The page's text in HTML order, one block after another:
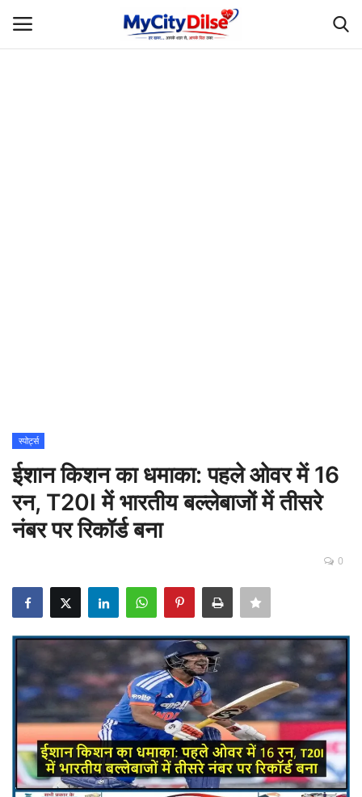
शिक्षा
Rajasthani Influencers
देश
ऑटोमोबाइल
मनोरंजन
पॉलिटिक्स
धर्म
बिजनेस
स्पोर्ट्स
ईशान किशन का धमाका: पहले ओवर में 16
रन, T20I में भारतीय बल्लेबाजों में तीसरे
नंबर पर रिकॉर्ड बना
0